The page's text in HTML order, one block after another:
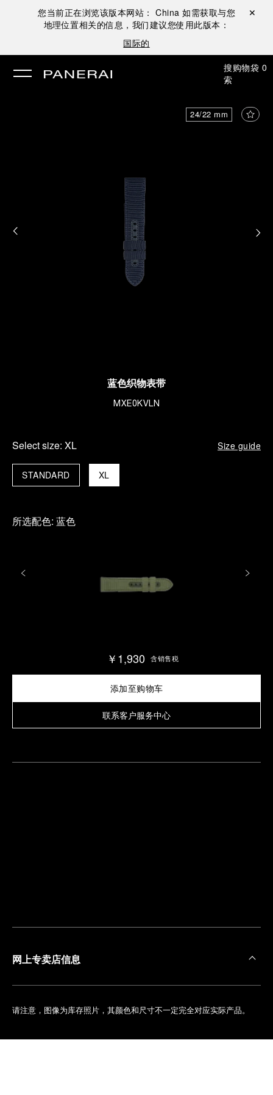
您当前正在浏览该版本网站： China 如需获取与您
地理位置相关的信息，我们建议您使用此版本：
国际的
关闭 ✕
搜
索
购物袋 0
24/22 mm
蓝色织物表带
MXE0KVLN
Select size: XL Size guide
XL
STANDARD
所选配色: 蓝色
￥1,930 含销售税
添加至购物车
联系客户服务中心
网上专卖店信息
请注意，图像为库存照片，其颜色和尺寸不一定完全对应实际产品。